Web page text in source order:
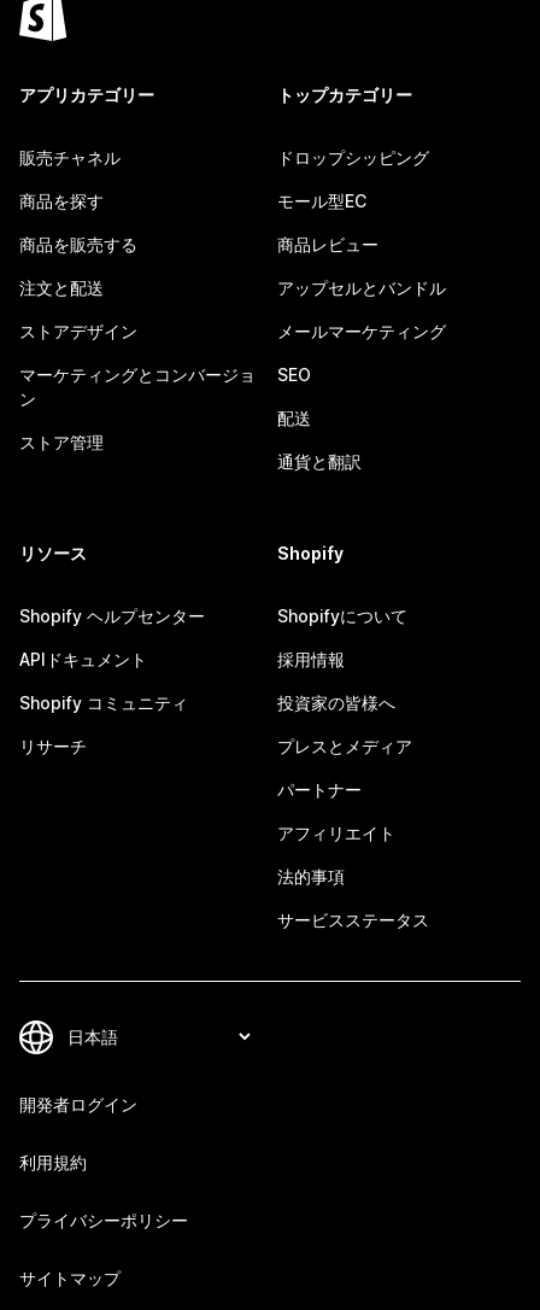
アプリカテゴリー
販売チャネル
商品を探す
商品を販売する
注文と配送
ストアデザイン
マーケティングとコンバージョ
ン
ストア管理
トップカテゴリー
ドロップシッピング
モール型EC
商品レビュー
アップセルとバンドル
メールマーケティング
SEO
配送
通貨と翻訳
リソース
Shopify ヘルプセンター
APIドキュメント
Shopify コミュニティ
リサーチ
Shopify
Shopifyについて
採用情報
投資家の皆様へ
プレスとメディア
パートナー
アフィリエイト
法的事項
サービスステータス
開発者ログイン
利用規約
プライバシーポリシー
サイトマップ